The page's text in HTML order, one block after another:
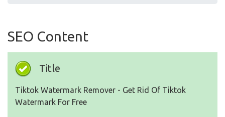
SEO Content
Title
Tiktok Watermark Remover - Get Rid Of Tiktok
Watermark For Free